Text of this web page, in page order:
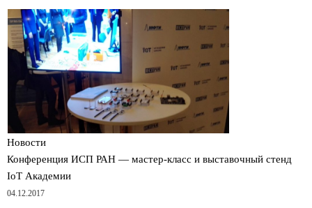
Новости
Конференция ИСП РАН — мастер-класс и выставочный стенд
IoT Академии
04.12.2017